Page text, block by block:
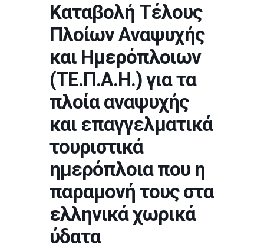
Καταβολή Τέλους
Πλοίων Αναψυχής
και Ημερόπλοιων
(ΤΕ.Π.Α.Η.) για τα
πλοία αναψυχής
και επαγγελματικά
τουριστικά
ημερόπλοια που η
παραμονή τους στα
ελληνικά χωρικά
ύδατα